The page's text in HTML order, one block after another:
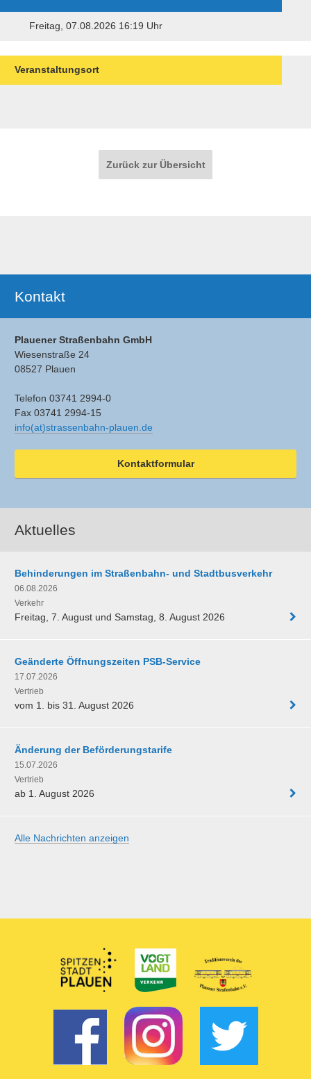
Freitag, 07.08.2026 16:19 Uhr
Veranstaltungsort
Zurück zur Übersicht
Kontakt
Plauener Straßenbahn GmbH
Wiesenstraße 24
08527 Plauen
Telefon 03741 2994-0
Fax 03741 2994-15
info(at)strassenbahn-plauen.de
Kontaktformular
Aktuelles
Behinderungen im Straßenbahn- und Stadtbusverkehr
06.08.2026
Verkehr
Freitag, 7. August und Samstag, 8. August 2026
Geänderte Öffnungszeiten PSB-Service
17.07.2026
Vertrieb
vom 1. bis 31. August 2026
Änderung der Beförderungstarife
15.07.2026
Vertrieb
ab 1. August 2026
Alle Nachrichten anzeigen